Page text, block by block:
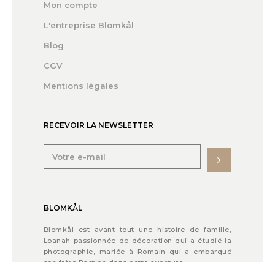
Mon compte
L'entreprise Blomkål
Blog
CGV
Mentions légales
RECEVOIR LA NEWSLETTER
BLOMKÅL
Blomkål est avant tout une histoire de famille,
Loanah passionnée de décoration qui a étudié la
photographie, mariée à Romain qui a embarqué